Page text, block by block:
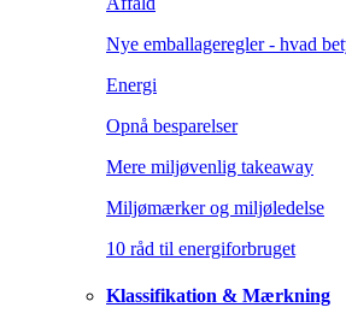
Nye emballageregler - hvad
Energi
Opnå besparelser
Mere miljøvenlig takeaway
Miljømærker og miljøledelse
10 råd til energiforbruget
Klassifikation & Mærkning